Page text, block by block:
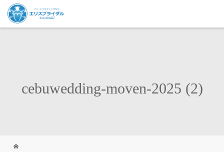
cebuwedding-moven-2025 (2)